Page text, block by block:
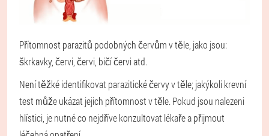
Přítomnost parazitů podobných červům v těle, jako jsou:
škrkavky, červi, červi, bičí červi atd.
Není těžké identifikovat parazitické červy v těle; jakýkoli krevní
test může ukázat jejich přítomnost v těle. Pokud jsou nalezeni
hlístici, je nutné co nejdříve konzultovat lékaře a přijmout